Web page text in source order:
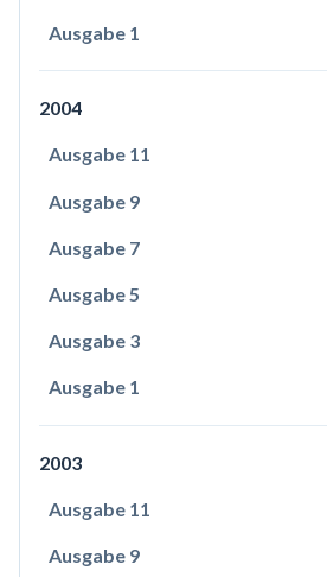
Ausgabe 1
2004
Ausgabe 11
Ausgabe 9
Ausgabe 7
Ausgabe 5
Ausgabe 3
Ausgabe 1
2003
Ausgabe 11
Ausgabe 9